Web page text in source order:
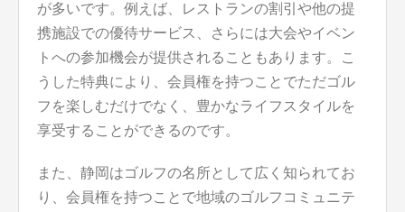
が多いです。例えば、レストランの割引や他の提
携施設での優待サービス、さらには大会やイベン
トへの参加機会が提供されることもあります。こ
うした特典により、会員権を持つことでただゴル
フを楽しむだけでなく、豊かなライフスタイルを
享受することができるのです。
また、静岡はゴルフの名所として広く知られてお
り、会員権を持つことで地域のゴルフコミュニテ